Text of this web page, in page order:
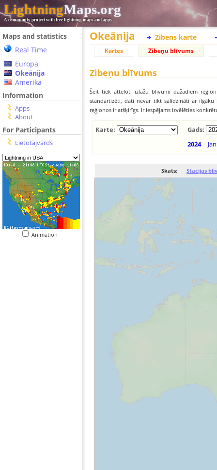
LightningMaps.org
A community project with free lightning maps and apps
Maps and statistics
Real Time
Europa
Okeānija
Amerika
Information
Apps
About
For Participants
Lietotājvārds
Animation
Okeānija Zibens karte
Kartes Zibeņu blīvums
Zibeņu blīvums
Šeit tiek attēloti izlāžu blīvumi dažādiem
standartizēti, dati nevar tikt salīdzināti ar ilgāku
reģionos ir atšķirīgs. Ir iespējams izvēlēties
Karte:
Gads:
2024
Jan
Skats: Stacijas